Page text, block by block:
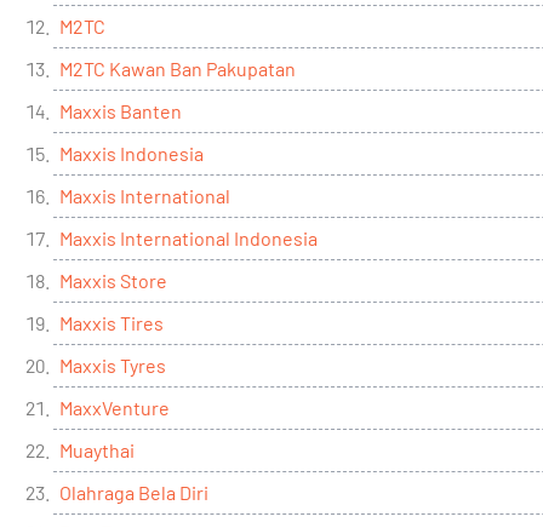
M2TC
M2TC Kawan Ban Pakupatan
Maxxis Banten
Maxxis Indonesia
Maxxis International
Maxxis International Indonesia
Maxxis Store
Maxxis Tires
Maxxis Tyres
MaxxVenture
Muaythai
Olahraga Bela Diri